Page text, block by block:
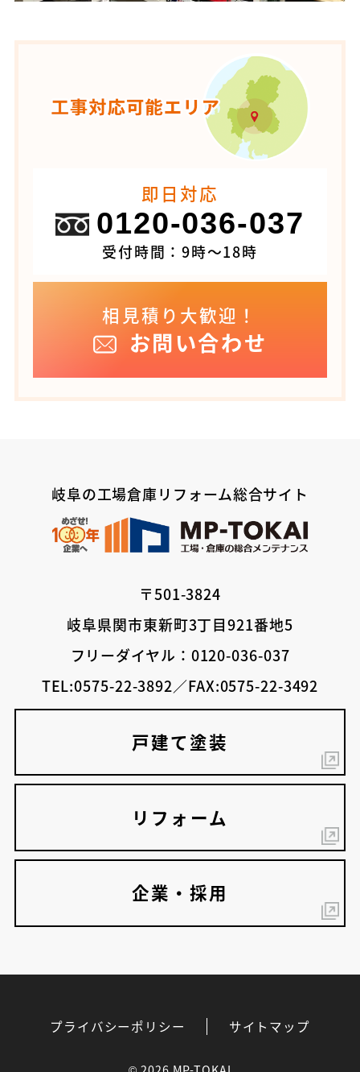
即日対応
0120-036-037
受付時間：9時～18時
相見積り大歓迎！
お問い合わせ
岐阜の工場倉庫リフォーム総合サイト
〒501-3824
岐阜県関市東新町3丁目921番地5
フリーダイヤル：0120-036-037
TEL:0575-22-3892／FAX:0575-22-3492
戸建て塗装
リフォーム
企業・採用
プライバシーポリシー サイトマップ